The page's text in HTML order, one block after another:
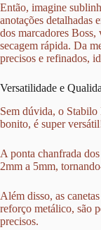
Então, imagine
anotações detalhadas
dos marcadores Boss,
secagem rápida. Da
precisos e refinados,
Versatilidade e
Sem dúvida, o
bonito, é super
A ponta chanfrada
2mm a 5mm,
Além disso, as
reforço metálico, são
precisos.